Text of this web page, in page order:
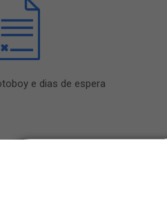
e dias de espera